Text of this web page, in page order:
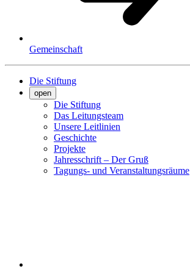
Gemeinschaft
Die Stiftung
open
Die Stiftung
Das Leitungsteam
Unsere Leitlinien
Geschichte
Projekte
Jahresschrift – Der Gruß
Tagungs- und Veranstaltungsräume